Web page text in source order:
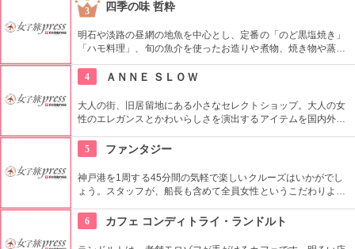
すね。予約不要ですので、お気軽にお乗りいただけます。
3 四季の味 哲粋
明石や淡路の昼網の地魚を中心とし、定番の「のど黒塩焼き」
「ハモ料理」、旬の魚介を使ったお造りや煮物、焼き物や蒸し
物など130種類もの和食料理を味わうことができます。日本酒
やワインなど飲み物の種類も豊富です。元蕎麦職人だった店主
4 ＡＮＮＥ ＳＬＯＷ
大人の街、旧居留地にある小さなセレクトショップ。大人の女
性のエレガンスとかわいらしさを演出するアイテムを国内外か
お散歩してみては？
5 ファンタジー
神戸港を1周する45分間の気軽で楽しいクルーズはいかがでし
ょう。スタッフが、船長も含めて全員女性というこだわりよう
評があります。数あるクルーズの中でも、空港連絡橋をくぐる
ルートはファンタジーだけ！
6 カフェ コンディトライ・ランドルト